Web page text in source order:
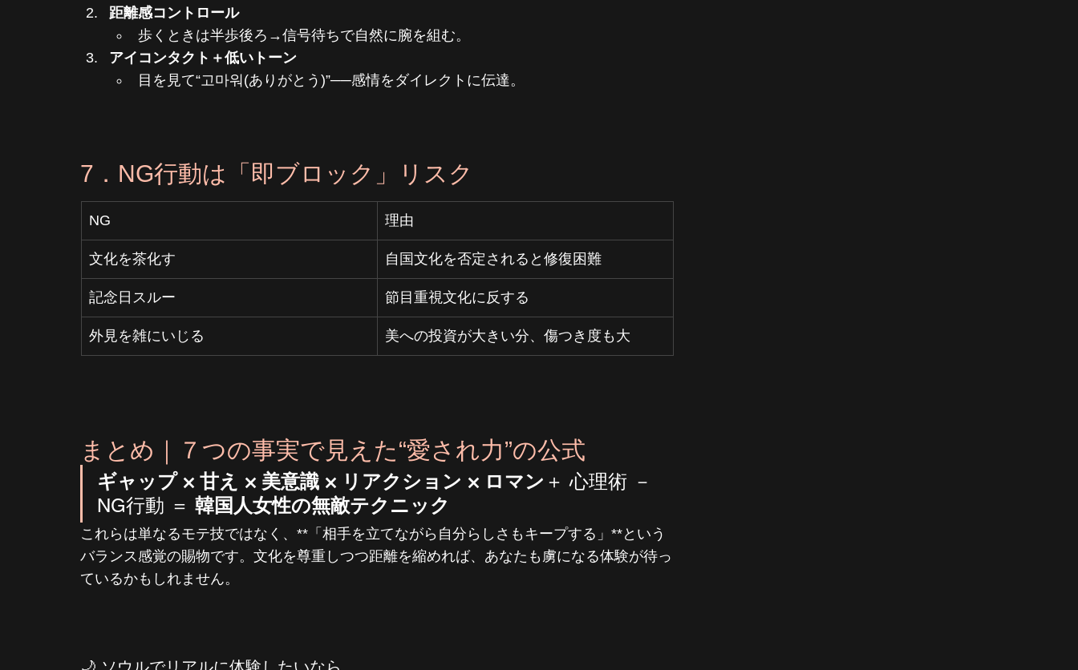
距離感コントロール
歩くときは半歩後ろ→信号待ちで自然に腕を組む。
アイコンタクト＋低いトーン
目を見て“고마워(ありがとう)”──感情をダイレクトに伝達。
7．NG行動は「即ブロック」リスク
NG 理由
文化を茶化す 自国文化を否定されると修復困難
記念日スルー 節目重視文化に反する
外見を雑にいじる 美への投資が大きい分、傷つき度も大
まとめ｜７つの事実で見えた“愛され力”の公式
ギャップ × 甘え × 美意識 × リアクション × ロマン ＋ 心理術 －
NG行動 ＝ 韓国人女性の無敵テクニック
これらは単なるモテ技ではなく、**「相手を立てながら自分らしさもキープする」**という
バランス感覚の賜物です。文化を尊重しつつ距離を縮めれば、あなたも虜になる体験が待っ
ているかもしれません。